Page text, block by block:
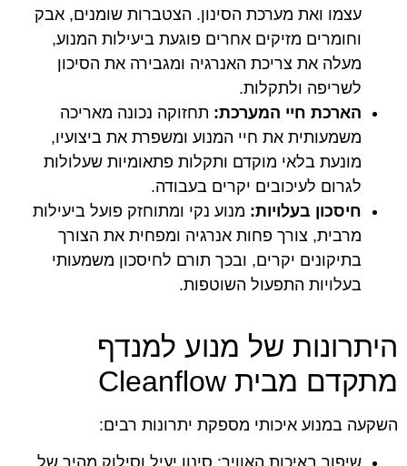
עצמו ואת מערכת הסינון. הצטברות שומנים, אבק
וחומרים מזיקים אחרים פוגעת ביעילות המנוע,
מעלה את צריכת האנרגיה ומגבירה את הסיכון
לשריפה ולתקלות.
הארכת חיי המערכת: תחזוקה נכונה מאריכה
משמעותית את חיי המנוע ומשפרת את ביצועיו,
מונעת בלאי מוקדם ותקלות פתאומיות שעלולות
לגרום לעיכובים יקרים בעבודה.
חיסכון בעלויות: מנוע נקי ומתוחזק פועל ביעילות
מרבית, צורך פחות אנרגיה ומפחית את הצורך
בתיקונים יקרים, ובכך תורם לחיסכון משמעותי
בעלויות התפעול השוטפות.
היתרונות של מנוע למנדף
מתקדם מבית Cleanflow
השקעה במנוע איכותי מספקת יתרונות רבים: